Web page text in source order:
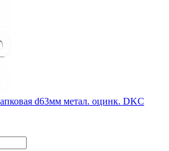
d63мм метал. оцинк. DKC